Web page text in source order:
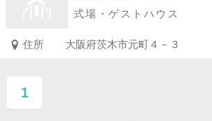
式場・ゲストハウス
住所 大阪府茨木市元町４－３
1
ページ目